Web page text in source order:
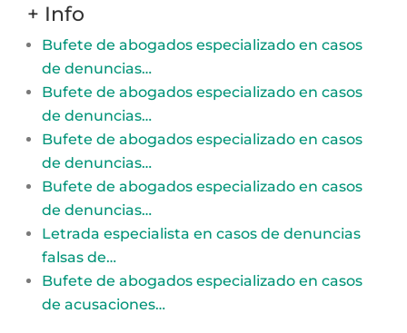
+ Info
Bufete de abogados especializado en casos
de denuncias…
Bufete de abogados especializado en casos
de denuncias…
Bufete de abogados especializado en casos
de denuncias…
Bufete de abogados especializado en casos
de denuncias…
Letrada especialista en casos de denuncias
falsas de…
Bufete de abogados especializado en casos
de acusaciones…